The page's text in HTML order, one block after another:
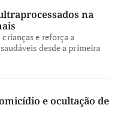
na
e reforça a
desde a primeira
e ocultação de